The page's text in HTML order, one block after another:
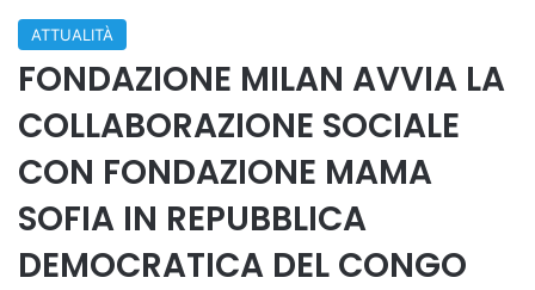
ATTUALITÀ
FONDAZIONE MILAN AVVIA LA
COLLABORAZIONE SOCIALE
CON FONDAZIONE MAMA
SOFIA IN REPUBBLICA
DEMOCRATICA DEL CONGO